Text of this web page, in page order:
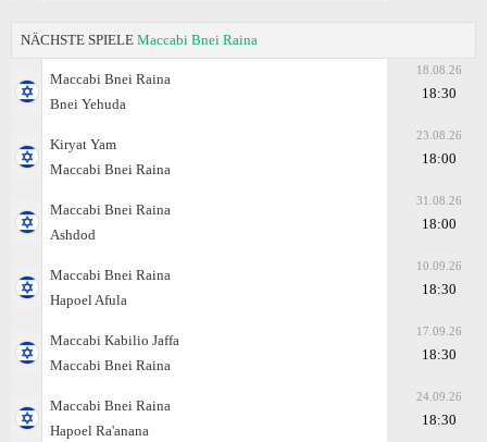
NÄCHSTE SPIELE Maccabi Bnei Raina
Maccabi Bnei Raina
Bnei Yehuda
18.08.26
18:30
Kiryat Yam
Maccabi Bnei Raina
23.08.26
18:00
Maccabi Bnei Raina
Ashdod
31.08.26
18:00
Maccabi Bnei Raina
Hapoel Afula
10.09.26
18:30
Maccabi Kabilio Jaffa
Maccabi Bnei Raina
17.09.26
18:30
Maccabi Bnei Raina
Hapoel Ra'anana
24.09.26
18:30